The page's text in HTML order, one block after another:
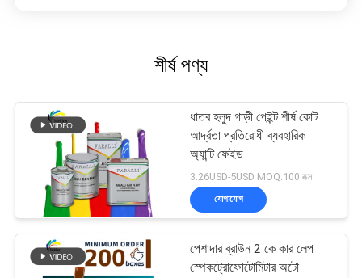
শীর্ষ পণ্য
ধাতব হলুদ গাড়ী পেইন্ট শীর্ষ কোট
আর্দ্রতা প্রতিরোধী ব্যবহারিক
অ্যান্টি ফেইড
3.26USD-5USD MOQ:100 বক্স
যোগাযোগ
পেশাদার ব্রাউন 2 কে কার লেপ
স্পেকট্রোফোটোমিটার অটো